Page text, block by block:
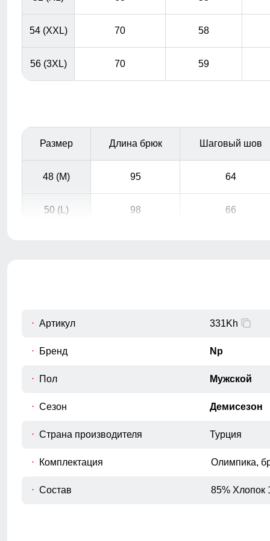
Практичные и стильные карманы удобно
54 (XXL) 70 58
56 (3XL) 70 59
Размер Длина брюк Шаговый шов
48 (M) 95 64
50 (L) 98 66
Измеряется от верхней точки плеча до
нижнего края изделия.
Полуобхват груди
изделия, вокруг самой широкой части
Артикул 331Kh
Бренд Np
Пол Мужской
Сезон Демисезон
Страна производителя Турция
Комплектация Олимпика,
Состав 85% Хлопок